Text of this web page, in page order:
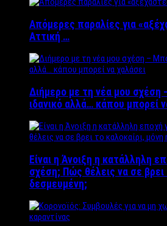
Απόμερες παραλίες για
Αττική …
Διήμερο με τη νέα μου σχέση
ιδανικό αλλά… κάπου μπορεί
Είναι η Άνοιξη η κατάλληλη
σχέση; Πώς θέλεις να σε βρει
δεσμευμένη;